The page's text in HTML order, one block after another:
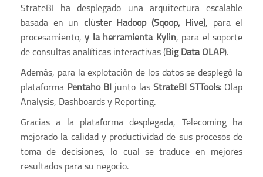
StrateBI ha desplegado una arquitectura escalable
basada en un clúster Hadoop (Sqoop, Hive), para el
procesamiento,y la herramienta Kylin, para el soporte
de consultas analíticas interactivas ( Big Data OLAP).
Además, para la explotación de los datos se desplegó la
plataforma Pentaho BI junto las StrateBI STTools: Olap
Analysis, Dashboards y Reporting.
Gracias a la plataforma desplegada, Telecoming ha
mejorado la calidad y productividad de sus procesos de
toma de decisiones, lo cual se traduce en mejores
resultados para su negocio.